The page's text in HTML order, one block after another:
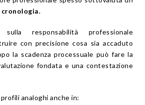
cronologia.
responsabilità professionale
con precisione cosa sia accaduto
la scadenza processuale può fare la
fondata e una contestazione
analoghi anche in: